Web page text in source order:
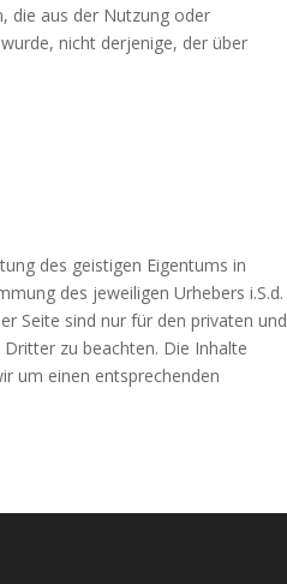
die aus der Nutzung oder
nicht derjenige, der über
des geistigen Eigentums in
des jeweiligen Urhebers i.S.d.
Seite sind nur für den privaten und
zu beachten. Die Inhalte
um einen entsprechenden